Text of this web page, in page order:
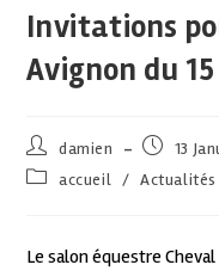
Invitations
Avignon du
damien
13
accueil / Actualités
Le salon équestre Cheval